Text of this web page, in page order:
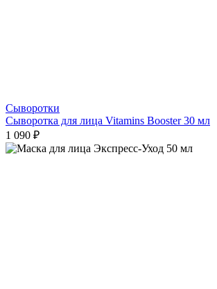
Сыворотки
Сыворотка для лица Vitamins Booster 30 мл
1 090 ₽